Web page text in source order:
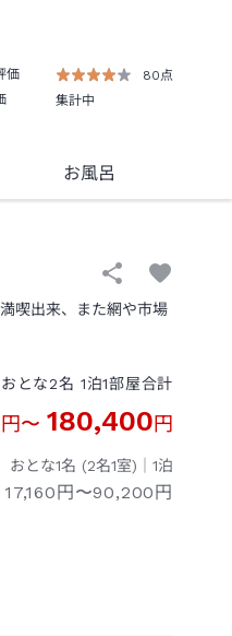
価
80点
集計中
お風呂
喫出来、また網や市場
おとな2名 1泊1部屋合計
円〜 180,400円
おとな1名 (2名1室)｜ 1泊
17,160円〜90,200円